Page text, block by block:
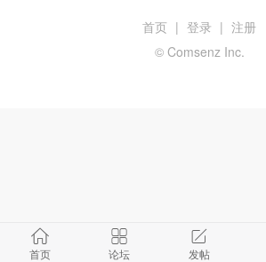
首页 论坛 发帖
首页 | 登录 | 注册
© Comsenz Inc.